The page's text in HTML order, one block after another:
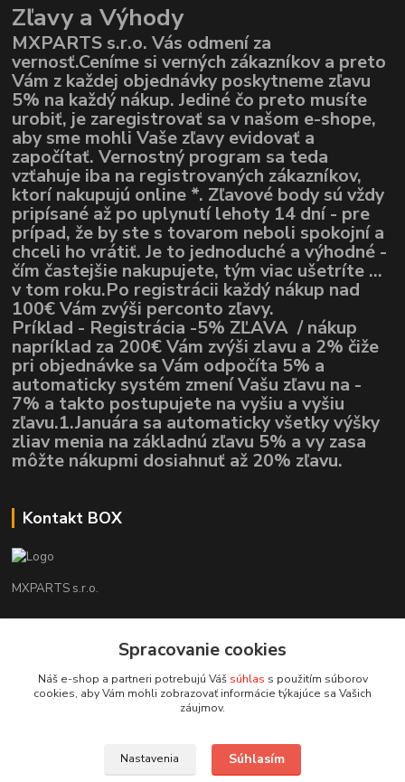
Zľavy a Výhody
MXPARTS s.r.o. Vás odmení za
vernosť.Ceníme si verných zákazníkov a preto
Vám z každej objednávky poskytneme zľavu
5% na každý nákup. Jediné čo preto musíte
urobiť, je zaregistrovať sa v našom e-shope,
aby sme mohli Vaše zľavy evidovať a
započítať. Vernostný program sa teda
vzťahuje iba na registrovaných zákazníkov,
ktorí nakupujú online *. Zľavové body sú vždy
pripísané až po uplynutí lehoty 14 dní - pre
prípad, že by ste s tovarom neboli spokojní a
chceli ho vrátiť. Je to jednoduché a výhodné -
čím častejšie nakupujete, tým viac ušetríte ...
v tom roku.Po registrácii každý nákup nad
100€ Vám zvýši perconto zľavy.
Príklad - Registrácia -5% ZĽAVA / nákup
napríklad za 200€ Vám zvýši zlavu a 2% čiže
pri objednávke sa Vám odpočíta 5% a
automaticky systém zmení Vašu zľavu na -
7% a takto postupujete na vyšiu a vyšiu
zľavu.1.Januára sa automaticky všetky výšky
zliav menia na základnú zľavu 5% a vy zasa
môžte nákupmi dosiahnuť až 20% zľavu.
Kontakt BOX
MXPARTS s.r.o.
+421948260186
motokrossk@gmail.com
Spracovanie cookies
Náš e-shop a partneri potrebujú Váš súhlas s použitím súborov
cookies, aby Vám mohli zobrazovať informácie týkajúce sa Vašich
záujmov.
Nastavenia Súhlasím